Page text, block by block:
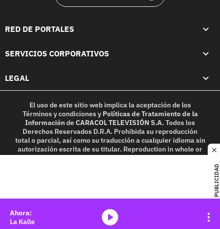
PUBLICIDAD
RED DE PORTALES
SERVICIOS CORPORATIVOS
LEGAL
El uso de este sitio web implica la aceptación de los
Términos y condicionesy Políticas de Tratamiento de la
InformacióndeCARACOL TELEVISIÓN S.A.Todos los
Derechos Reservados D.R.A. Prohibida su reproducción
total o parcial, así como su traducción a cualquier idioma sin
autorización escrita de su titular. Reproduction in whole or
in part, or translation without written permission is
La Kalle